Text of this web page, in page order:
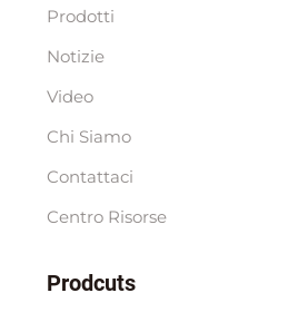
Prodotti
Notizie
Video
Chi Siamo
Contattaci
Centro Risorse
Prodcuts